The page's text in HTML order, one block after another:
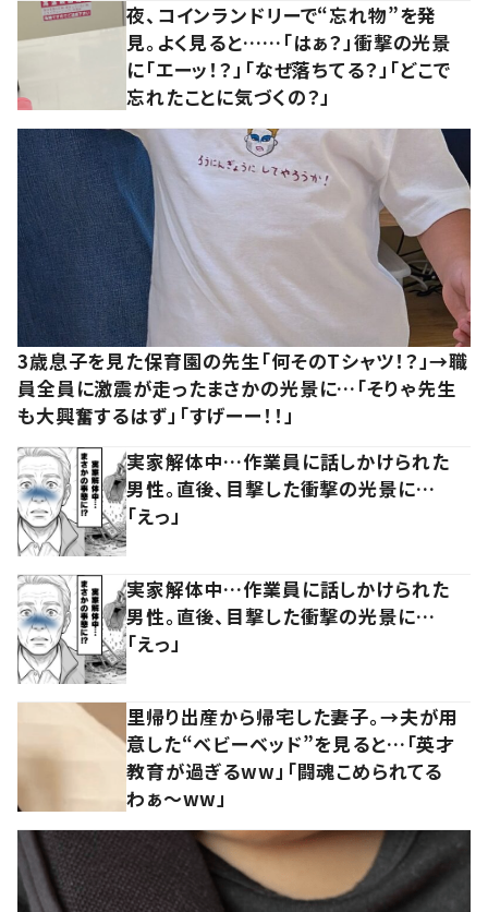
夜、コインランドリーで“忘れ物”を発
見。よく見ると……「はぁ？」衝撃の光景
に「エーッ！？」「なぜ落ちてる？」「どこで
忘れたことに気づくの？」
3歳息子を見た保育園の先生「何そのTシャツ！？」→職
員全員に激震が走ったまさかの光景に…「そりゃ先生
も大興奮するはず」「すげーー！！」
実家解体中…作業員に話しかけられた
男性。直後、目撃した衝撃の光景に…
「えっ」
実家解体中…作業員に話しかけられた
男性。直後、目撃した衝撃の光景に…
「えっ」
里帰り出産から帰宅した妻子。→夫が用
意した“ベビーベッド”を見ると…「英才
教育が過ぎるww」「闘魂こめられてる
わぁ～ww」